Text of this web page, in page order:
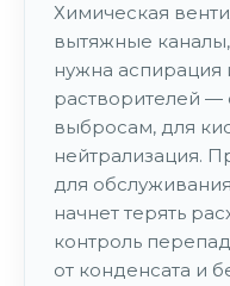
Химическая
вытяжные
нужна аспирация
растворителей —
выбросам, для
нейтрализация.
для
начнет терять
контроль
от конденсата и